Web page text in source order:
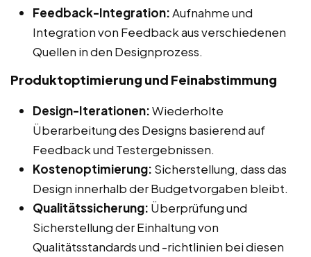
Feedback-Integration:Aufnahme und
Integration von Feedback aus verschiedenen
Quellen in den Designprozess.
Produktoptimierung und Feinabstimmung
Design-Iterationen:Wiederholte
Überarbeitung des Designs basierend auf
Feedback und Testergebnissen.
Kostenoptimierung: Sicherstellung, dass das
Design innerhalb der Budgetvorgaben bleibt.
Qualitätssicherung: Überprüfung und
Sicherstellung der Einhaltung von
Qualitätsstandards und -richtlinien bei diesen